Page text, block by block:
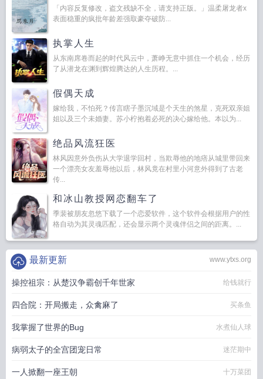
「内容反复修改，盗文残缺不全，请支持正版。」温柔屠龙者x
表面稳重的疯批年龄差强取豪夺破防...
执掌人生
从东南席卷而起的时代风云中，萧峥无意中抓住一个机会，经历
了从潜龙在渊到辉煌腾达的人生历程。...
假偶天成
嫁给我，不怕死？传言瞎子墨沉域是个天生的煞星，克死双亲姐
姐以及三个未婚妻。苏小柠抱着必死的决心嫁给他。本以为...
绝品风流狂医
林风因意外负伤从大学退学回村，当欺辱他的地痞从城里带回来
一个漂亮女友羞辱他以后，林风竟在村里小河意外得到了古老
传...
和冰山教授网恋翻车了
季裴被朋友忽悠下载了一个恋爱软件，这个软件会根据用户的性
格自动为其灵魂匹配，还会显示两个灵魂伴侣之间的距离。...
www.ytxs.org
最新更新
操控祖宗：从楚汉争霸创千年世家 给钱就行
四合院：开局搬走，众禽麻了 买条鱼
我掌握了世界的Bug 水煮仙人球
病弱太子的全宫团宠日常 迷茫期中
一人掀翻一座王朝 十万菜团